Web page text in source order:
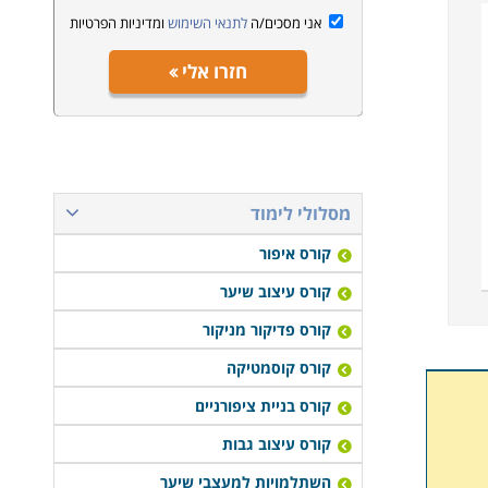
אני מסכים/הלתנאי השימוש ומדיניות הפרטיות
חזרו אלי
מסלולי לימוד
קורס איפור
קורס עיצוב שיער
קורס פדיקור מניקור
קורס קוסמטיקה
קורס בניית ציפורניים
קורס עיצוב גבות
השתלמויות למעצבי שיער